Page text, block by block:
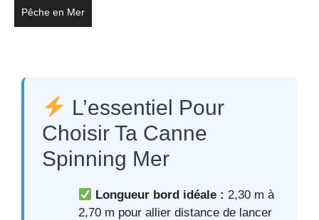
Pêche en Mer
L’essentiel Pour
Choisir Ta Canne
Spinning Mer
Longueur bord idéale : 2,30 m à
2,70 m pour allier distance de lancer